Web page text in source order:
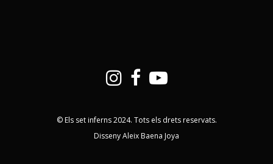
© Els set inferns 2024. Tots els drets reservats.
Disseny Aleix Baena Joya